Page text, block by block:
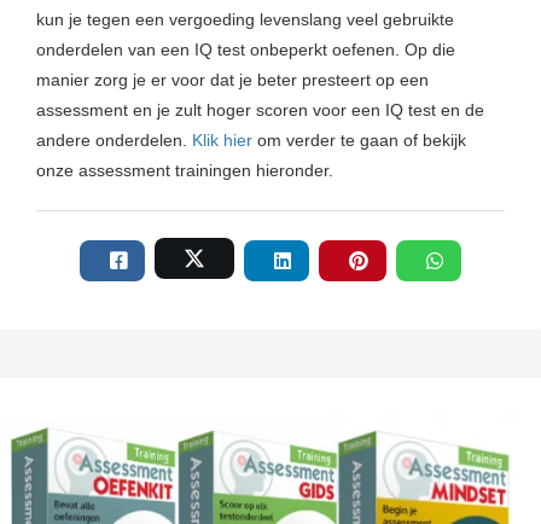
kun je tegen een vergoeding levenslang veel gebruikte
onderdelen van een IQ test onbeperkt oefenen. Op die
manier zorg je er voor dat je beter presteert op een
assessment en je zult hoger scoren voor een IQ test en de
andere onderdelen. Klik hier om verder te gaan of bekijk
onze assessment trainingen hieronder.